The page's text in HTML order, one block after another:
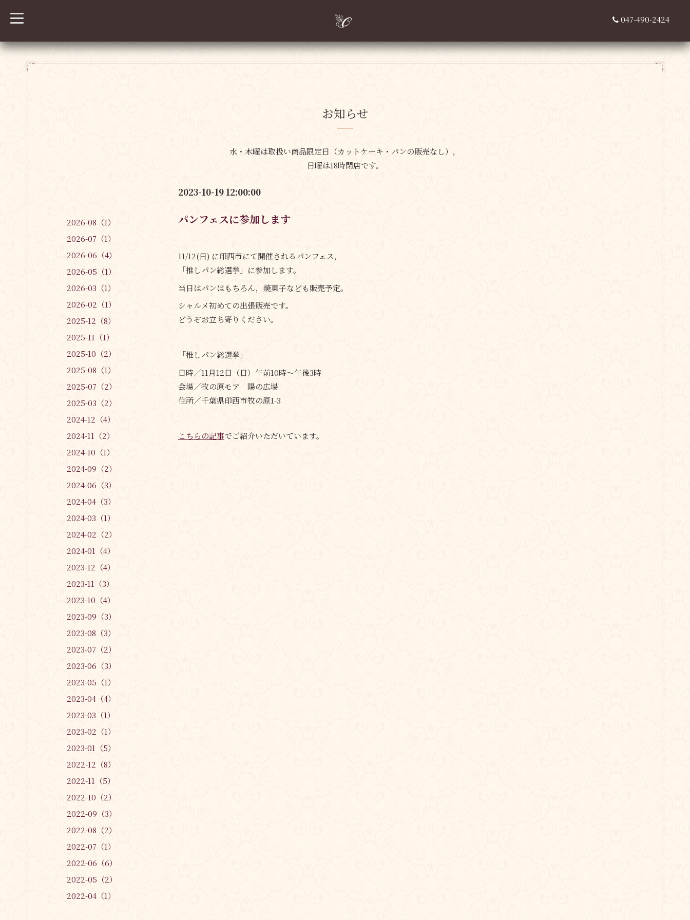
t
o
l
e
047-490-2424
お知らせ
水・木曜は取扱い商品限定日 （カットケーキ・パンの販売なし），
日曜は18時閉店です。
2023-10-19 12:00:00
パンフェスに参加します
11/12(日) に印西市にて開催されるパンフェス，
「推しパン総選挙」に参加します。
当日はパンはもちろん，焼菓子なども販売予定。
シャルメ初めての出張販売です。
どうぞお立ち寄りください。
「推しパン総選挙」
日時／11月12日（日）午前10時～午後3時
会場／牧の原モア 陽の広場
住所／千葉県印西市牧の原1-3
こちらの記事でご紹介いただいています。
2026-08（1）
2026-07（1）
2026-06（4）
2026-05（1）
2026-03（1）
2026-02（1）
2025-12（8）
2025-11（1）
2025-10（2）
2025-08（1）
2025-07（2）
2025-03（2）
2024-12（4）
2024-11（2）
2024-10（1）
2024-09（2）
2024-06（3）
2024-04（3）
2024-03（1）
2024-02（2）
2024-01（4）
2023-12（4）
2023-11（3）
2023-10（4）
2023-09（3）
2023-08（3）
2023-07（2）
2023-06（3）
2023-05（1）
2023-04（4）
2023-03（1）
2023-02（1）
2023-01（5）
2022-12（8）
2022-11（5）
2022-10（2）
2022-09（3）
2022-08（2）
2022-07（1）
2022-06（6）
2022-05（2）
2022-04（1）